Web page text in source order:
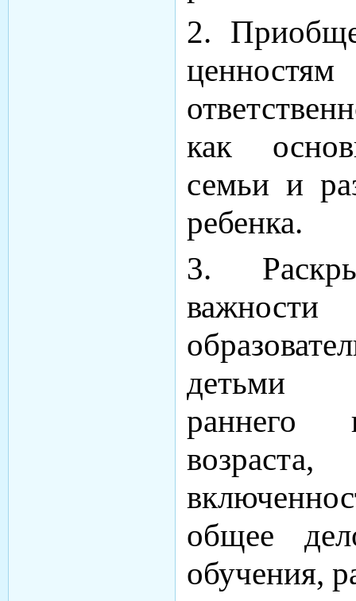
2.
как
семьи и
ребенка.
3.
важности
детьми
раннего
общее
обучения,